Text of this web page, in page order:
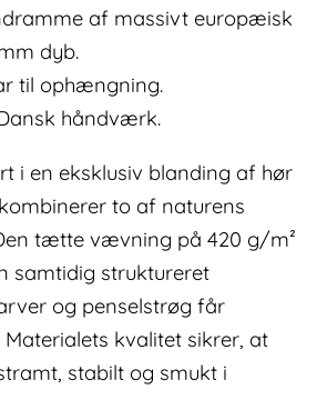
af massivt europæisk
dyb.
til ophængning.
håndværk.
i en eksklusiv blanding af hør
to af naturens
tætte vævning på 420 g/m²
samtidig struktureret
og penselstrøg får
kvalitet sikrer, at
stabilt og smukt i